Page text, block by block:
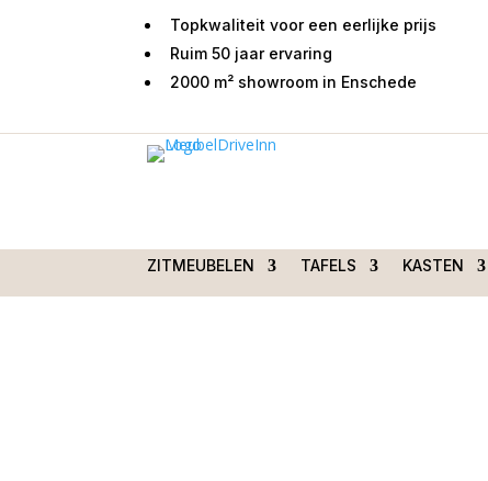
Topkwaliteit voor een eerlijke prijs
Ruim 50 jaar ervaring
2000 m² showroom in Enschede
ZITMEUBELEN TAFELS KASTEN